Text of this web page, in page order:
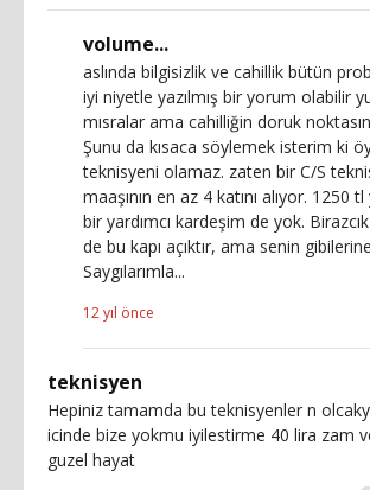
volume...
aslında bilgisizlik ve cahillik bütün
iyi niyetle yazılmış bir yorum olabilir
mısralar ama cahilliğin doruk
Şunu da kısaca söylemek isterim ki
teknisyeni olamaz. zaten bir C/S
maaşının en az 4 katını alıyor. 1250
bir yardımcı kardeşim de yok.
de bu kapı açıktır, ama senin
Saygılarımla...
12 yıl önce
teknisyen
Hepiniz tamamda bu teknisyenler n
icinde bize yokmu iyilestirme 40 lira zam
guzel hayat